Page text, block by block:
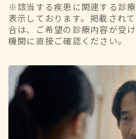
※該当する疾患に関連する診
表示しております。掲載され
合は、ご希望の診療内容が受
機関に直接ご確認ください。